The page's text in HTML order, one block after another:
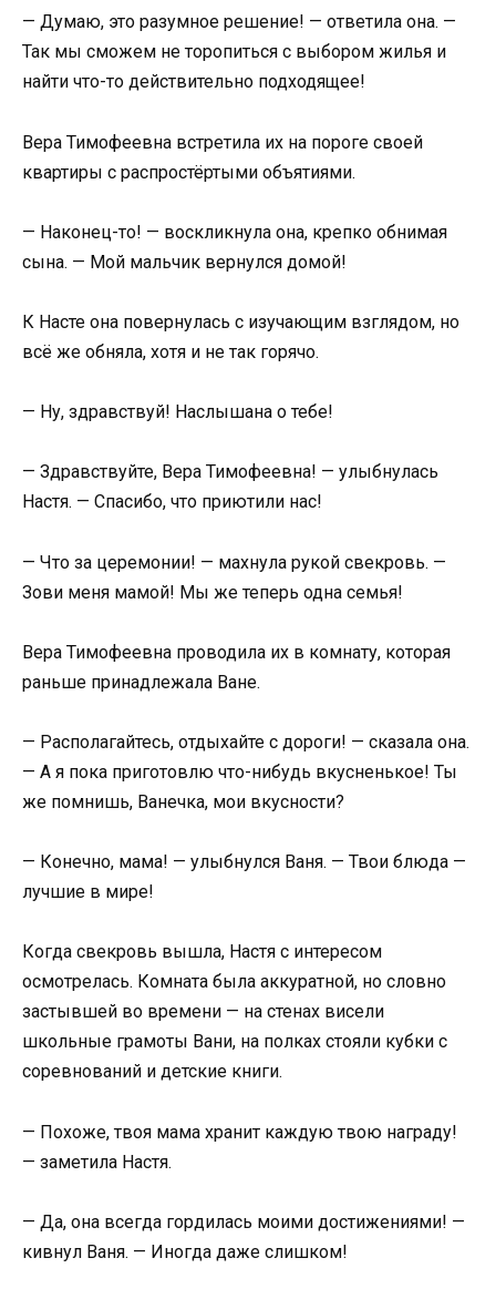
— Думаю, это разумное решение! — ответила она. —
Так мы сможем не торопиться с выбором жилья и
найти что-то действительно подходящее!
Вера Тимофеевна встретила их на пороге своей
квартиры с распростёртыми объятиями.
— Наконец-то! — воскликнула она, крепко обнимая
сына. — Мой мальчик вернулся домой!
К Насте она повернулась с изучающим взглядом, но
всё же обняла, хотя и не так горячо.
— Ну, здравствуй! Наслышана о тебе!
— Здравствуйте, Вера Тимофеевна! — улыбнулась
Настя. — Спасибо, что приютили нас!
— Что за церемонии! — махнула рукой свекровь. —
Зови меня мамой! Мы же теперь одна семья!
Вера Тимофеевна проводила их в комнату, которая
раньше принадлежала Ване.
— Располагайтесь, отдыхайте с дороги! — сказала она.
— А я пока приготовлю что-нибудь вкусненькое! Ты
же помнишь, Ванечка, мои вкусности?
— Конечно, мама! — улыбнулся Ваня. — Твои блюда —
лучшие в мире!
Когда свекровь вышла, Настя с интересом
осмотрелась. Комната была аккуратной, но словно
застывшей во времени — на стенах висели
школьные грамоты Вани, на полках стояли кубки с
соревнований и детские книги.
— Похоже, твоя мама хранит каждую твою награду!
— заметила Настя.
— Да, она всегда гордилась моими достижениями! —
кивнул Ваня. — Иногда даже слишком!